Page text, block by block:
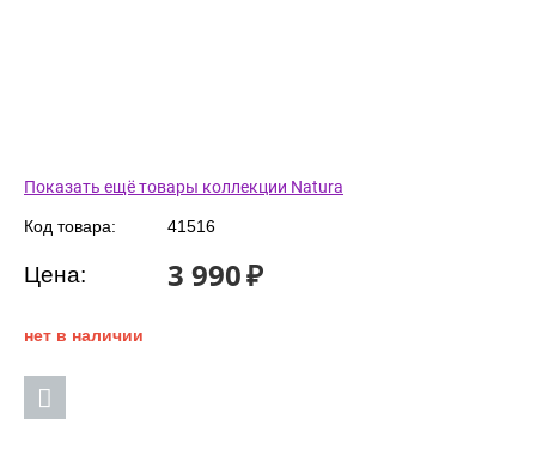
Показать ещё товары коллекции Natura
Код товара: 41516
Цена: 3 990₽
нет в наличии